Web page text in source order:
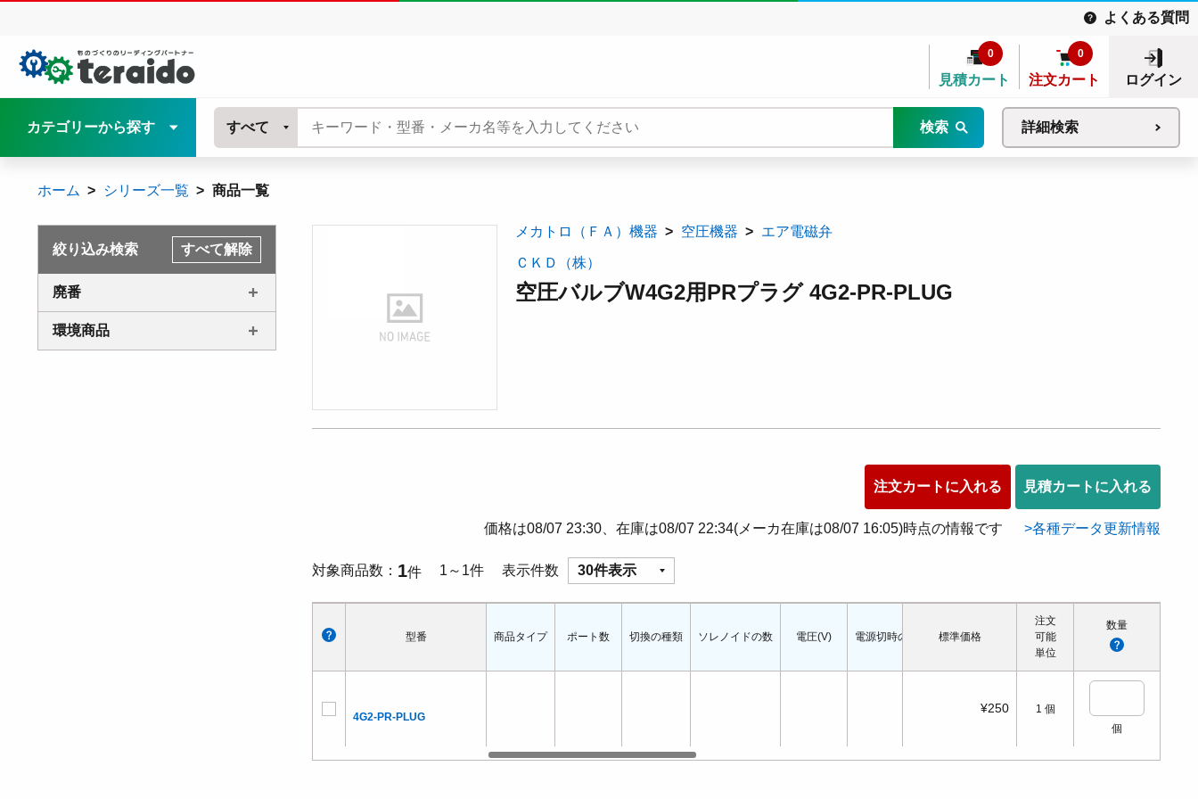
よくある質問
見積カート
0
注文カート
0
ログイン
カテゴリーから探す すべて 検索 詳細検索
ホーム シリーズ一覧 商品一覧
絞り込み検索 すべて解除
廃番
環境商品
メカトロ（ＦＡ）機器 空圧機器 エア電磁弁
ＣＫＤ（株）
空圧バルブW4G2用PRプラグ 4G2-PR-PLUG
注文カートに入れる 見積カートに入れる
価格は08/07 23:30、在庫は08/07 22:34(メーカ在庫は08/07 16:05)時点の情報です 各種データ更新情報
対象商品数 1件 1～1件 表示件数 30件表示
型番
4G2-PR-PLUG
商品タイプ ポート数 切換の種類 ソレノイドの数 電圧(V) 電源切時の状態 配管口の種類 配管ねじの呼び 適応シリンダ径
標準価格
注文
可能
単位
数量
¥250 1 個
個